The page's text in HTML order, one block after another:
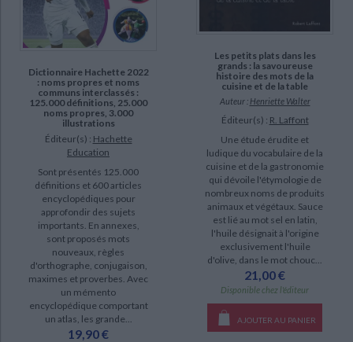
SUPPORT
poche (24)
IAD (1)
coffret (1)
revue (1)
SÉRIE
DISPONIBILITÉ
epuise (42)
disponible (25)
manquant (2)
Dictionnaire Hachette 2022
: noms propres et noms
communs interclassés :
125.000 définitions, 25.000
noms propres, 3.000
illustrations
Éditeur(s) : Hachette
Education
Sont présentés 125.000
définitions et 600 articles
encyclopédiques pour
approfondir des sujets
importants. En annexes,
sont proposés mots
nouveaux, règles
d'orthographe, conjugaison,
maximes et proverbes. Avec
un mémento
encyclopédique comportant
un atlas, les grande...
19,90 €
Les petits plats dans les
grands : la savoureuse
histoire des mots de la
cuisine et de la table
Auteur : Henriette Walter
Éditeur(s) : R. Laffont
Une étude érudite et
ludique du vocabulaire de la
cuisine et de la gastronomie
qui dévoile l'étymologie de
nombreux noms de produits
animaux et végétaux. Sauce
est lié au mot sel en latin,
l'huile désignait à l'origine
exclusivement l'huile
d'olive, dans le mot chouc...
21,00 €
Disponible chez l'éditeur
AJOUTER AU PANIER